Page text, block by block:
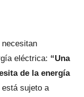
eléctrica: “Una
de la energía
está sujeto a